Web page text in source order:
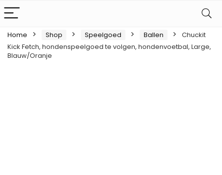
Home Shop Speelgoed Ballen
Chuckit
Kick Fetch, hondenspeelgoed te volgen, hondenvoetbal, Large,
Blauw/Oranje